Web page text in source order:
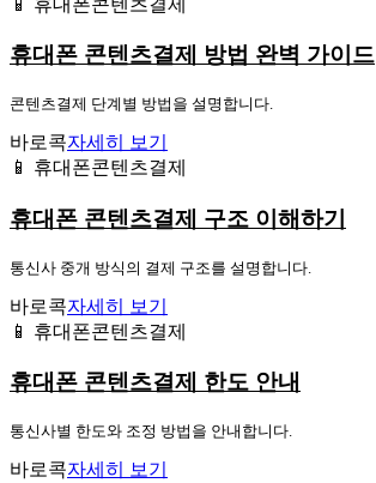
휴대폰 콘텐츠결제 방법 완벽 가이드
콘텐츠결제 단계별 방법을 설명합니다.
바로콕자세히 보기
📱 휴대폰콘텐츠결제
휴대폰 콘텐츠결제 구조 이해하기
통신사 중개 방식의 결제 구조를 설명합니다.
바로콕자세히 보기
📱 휴대폰콘텐츠결제
휴대폰 콘텐츠결제 한도 안내
통신사별 한도와 조정 방법을 안내합니다.
바로콕자세히 보기